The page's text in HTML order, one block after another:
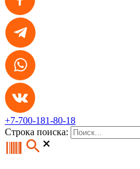
+7-700-181-80-18
Строка поиска: